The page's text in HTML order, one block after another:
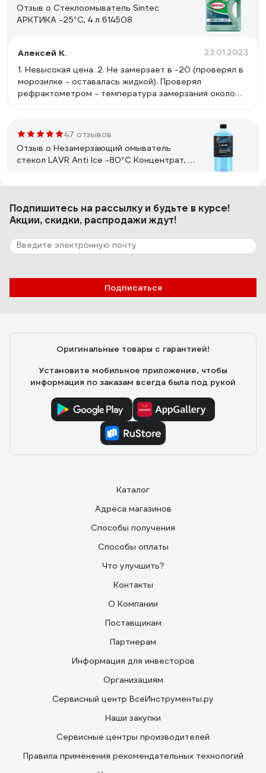
Отзыв о Стеклоомыватель Sintec
АРКТИКА -25°С, 4 л 614508
Алексей К. 23.01.2023
1. Невысокая цена. 2. Не замерзает в -20 (проверял в
морозилке - оставалась жидкой). Проверял
рефрактометром - температура замерзания около
температуре он будет жидкий, но до стекла уже не
добьет распылитель. 3. Более безопасна по
сравнении с незамерзайками на основе метанола.
47 отзывов
Отзыв о Незамерзающий омыватель
стекол LAVR Anti Ice -80°С Концентрат, 1
Не пахнет
51 отзыв
Sintec "Чисто Плюс" -20 С 4л ПЭТ 806358
Подпишитесь на рассылкуи будьте в курсе!
Акции, скидки, распродажи ждут!
Подписаться
Оригинальные товары с гарантией!
Установите мобильное приложение, чтобы
информация по заказам всегда была под рукой
Каталог
Адреса магазинов
Способы получения
Способы оплаты
Что улучшить?
Контакты
О Компании
Поставщикам
Партнерам
Информация для инвесторов
Организациям
Сервисный центр ВсеИнструменты.ру
Наши закупки
Сервисные центры производителей
Правила применения рекомендательных технологий